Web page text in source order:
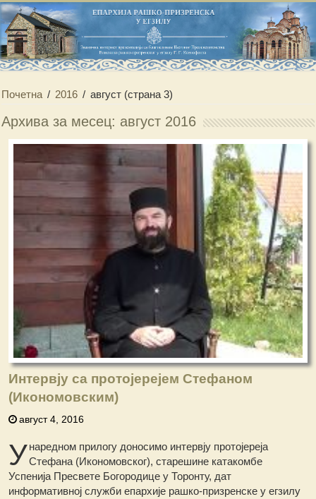
Почетна / 2016 / август (страна 3)
Архива за месец: август 2016
Интервју са протојерејем Стефаном
(Икономовским)
август 4, 2016
Унаредном прилогу доносимо интервју протојереја
Стефана (Икономовског), старешине катакомбе
Успенија Пресвете Богородице у Торонту, дат
информативној служби епархије рашко-призренске у егзилу